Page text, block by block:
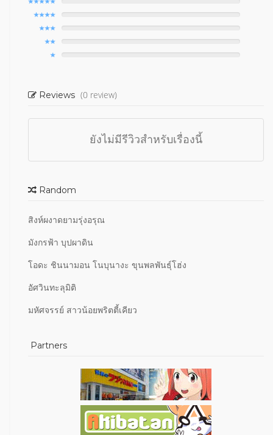
Reviews (0 review)
ยังไม่มีรีวิวสำหรับเรื่องนี้
Random
สิงห์ผงาดยามรุ่งอรุณ
มังกรฟ้า บุปผาดิน
โอดะ ชินนามอน โนบุนางะ ขุนพลพันธุ์โฮ่ง
อัศวินทะลุมิติ
มหัศจรรย์ สาวน้อยพริตตี้เคียว
Partners